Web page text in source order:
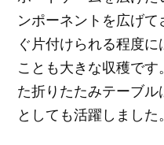
ンポーネントを広げ
ぐ片付けられる程度
ことも大きな収穫で
た折りたたみテーブ
としても活躍しました